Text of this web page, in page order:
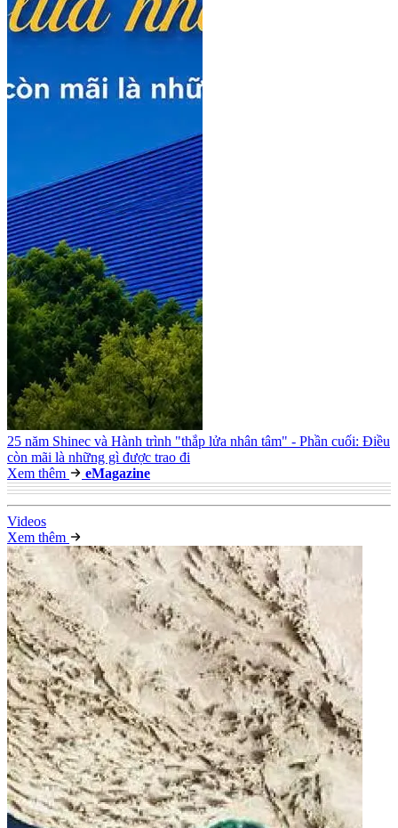
25 năm Shinec và Hành trình "thắp lửa nhân tâm" - Phần cuối: Điều
còn mãi là những gì được trao đi
Xem thêm
eMagazine
Videos
Xem thêm